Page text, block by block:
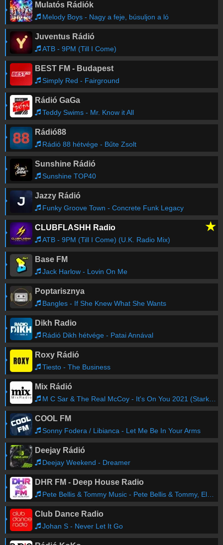
Mulatós Rádiók
Melody Boys - Nagy a feje, búsuljon a ló
Juventus Rádió
ATB - 9PM (Till I Come)
BEST FM - Budapest
Simply Red - Fairground
Rádió GaGa
Teddy Swims - Mr. Know it All
Rádió88
Rádió 88 hétvége - Bűte Zsolt
Sunshine Rádió
Sunshine TOP40
Jazzy Rádió
Funky Groove Town - Concrete Funk Legacy
CLUBFLASHH Radio ★
ATB - 9PM (Till I Come) (U.K. Radio Mix)
Base FM
Jack Harlow - Lovin On Me
Poptarisznya
Bangles - If She Knew What She Wants
Dikh Radio
Rádió Dikh hétvége - Patai Annával
Roxy Rádió
Tiesto - The Business
Mix Rádió
M C Sar & The Real McCoy - It's On You 2021 (Stark'Manly Radio Edit)
COOL FM
Sonny Fodera / Libianca - Let Me Be In Your Arms
Deejay Rádió
Deejay Weekend - Dreamer
DHR FM - Deep House Radio
Pete Bellis & Tommy Music - Pete Bellis & Tommy, Eleftheria - Like Yesterday
Club Dance Radio
Johan S - Never Let It Go